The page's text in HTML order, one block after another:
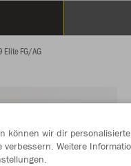
Elite FG/AG
können wir dir personalisierte
Weitere